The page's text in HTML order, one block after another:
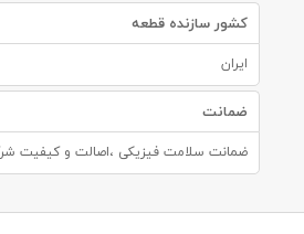
کشور سازنده قطعه
ایران
ضمانت
ضمانت سلامت فیزیکی ،اصالت و کیفیت